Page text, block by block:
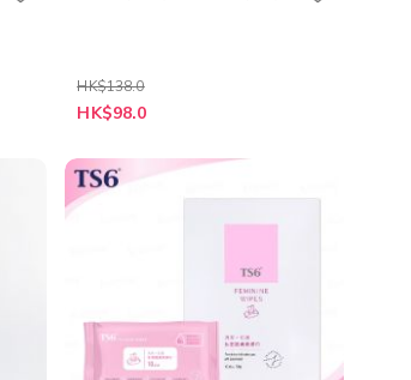
HK$138.0
特
殊
格
HK$98.0